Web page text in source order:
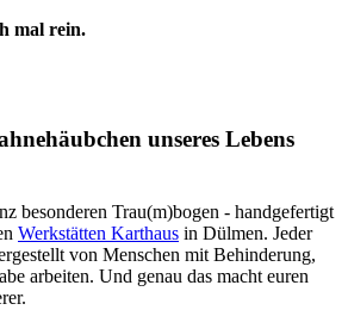
mal rein.
unseres Lebens
besonderen Trau(m)bogen - handgefertigt
Werk­stätten Karthaus in Dülmen. Jeder
von Menschen mit Behinderung,
arbeiten. Und genau das macht euren